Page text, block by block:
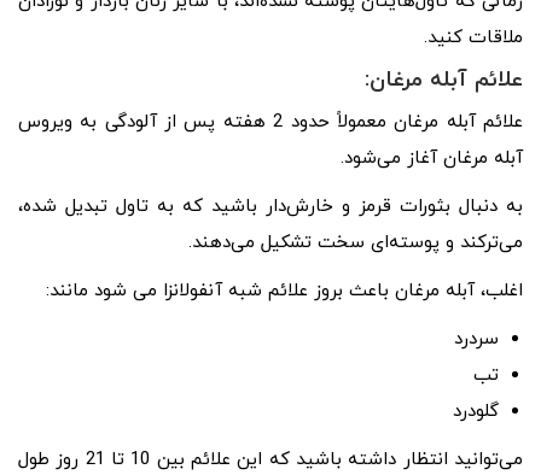
ملاقات کنید.
علائم آبله مرغان:
علائم آبله مرغان معمولاً حدود 2 هفته پس از آلودگی به ویروس
آبله مرغان آغاز می‌شود.
به دنبال بثورات قرمز و خارش‌دار باشید که به تاول تبدیل شده،
می‌ترکند و پوسته‌ای سخت تشکیل می‌دهند.
اغلب، آبله مرغان باعث بروز علائم شبه آنفولانزا می شود مانند:
سردرد
تب
گلودرد
می‌توانید انتظار داشته باشید که این علائم بین 10 تا 21 روز طول